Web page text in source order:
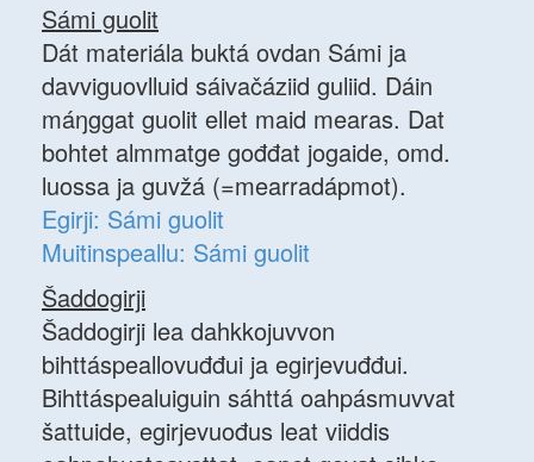
Sámi guolit
Dát materiála buktá ovdan Sámi ja
davviguovlluid sáivačáziid guliid. Dáin
máŋggat guolit ellet maid mearas. Dat
bohtet almmatge gođđat jogaide, omd.
luossa ja guvžá (=mearradápmot).
Egirji: Sámi guolit
Muitinspeallu: Sámi guolit
Šaddogirji
Šaddogirji lea dahkkojuvvon
bihttáspeallovuđđui ja egirjevuđđui.
Bihttáspealuiguin sáhttá oahpásmuvvat
šattuide, egirjevuođus leat viiddis